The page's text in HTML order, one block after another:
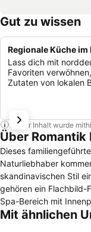
Gut zu wissen
Regionale Küche
Lass dich mit
Favoriten
Zutaten von lokalen
Dieser Inhalt wurde
Über Romantik
Dieses
Naturliebhaber kommen hier voll auf ihre Kosten. Die eleganten 75
skandinavischen Stil
gehören ein Flachbild-Fernseher,
Spa-Bereich mit
und Events stehen moderne Tagungsräume bereit. Der Morgen
Mit ähnlichen